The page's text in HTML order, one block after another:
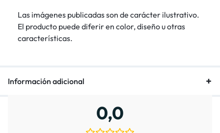
Las imágenes publicadas son de carácter ilustrativo.
El producto puede diferir en color, diseño u otras
características.
Información adicional
0,0